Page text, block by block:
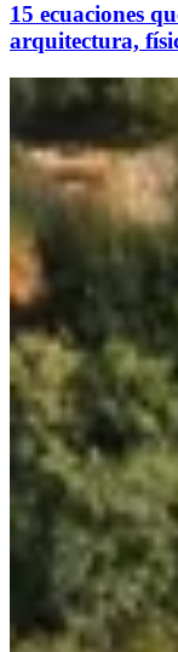
15 ecuaciones
arquitectura,